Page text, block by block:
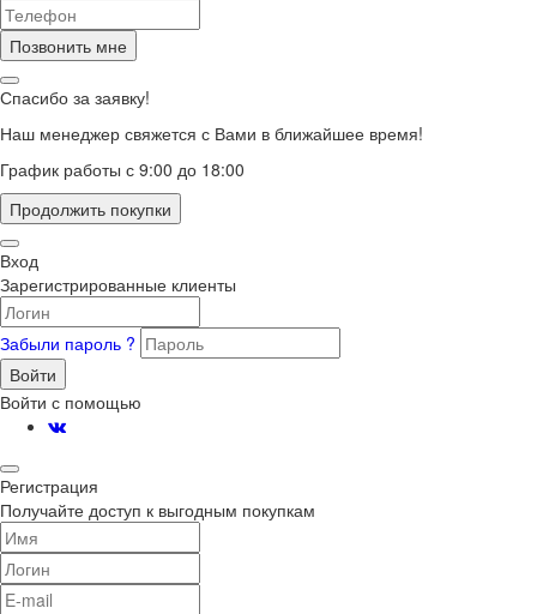
Позвонить мне
Спасибо за заявку!
Наш менеджер свяжется с Вами в ближайшее время!
График работы с 9:00 до 18:00
Продолжить покупки
Вход
Зарегистрированные клиенты
Забыли пароль ?
Войти
Войти с помощью
Регистрация
Получайте доступ к выгодным покупкам